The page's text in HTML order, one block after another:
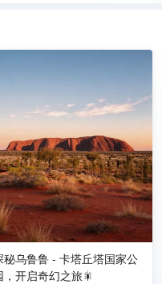
秘乌鲁鲁 - 卡塔丘塔国家公
，开启奇幻之旅🎇